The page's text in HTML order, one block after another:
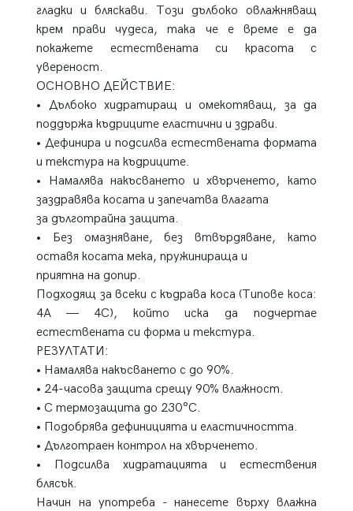
гладки и бляскави. Този дълбоко овлажняващ
крем прави чудеса, така че е време е да
покажете естествената си красота с
увереност.
ОСНОВНО ДЕЙСТВИЕ:
• Дълбоко хидратиращ и омекотяващ, за да
поддържа къдриците еластични и здрави.
• Дефинира и подсилва естествената формата
и текстура на къдриците.
• Намалява накъсването и хвърченето, като
заздравява косата и запечатва влагата
за дълготрайна защита.
• Без омазняване, без втвърдяване, като
оставя косата мека, пружинираща и
приятна на допир.
Подходящ за всеки с къдрава коса (Типове коса:
4A — 4C), който иска да подчертае
естествената си форма и текстура.
РЕЗУЛТАТИ:
• Намалява накъсването с до 90%.
• 24-часова защита срещу 90% влажност.
• С термозащита до 230°C.
• Подобрява дефиницията и еластичността.
• Дълготраен контрол на хвърченето.
• Подсилва хидратацията и естествения
блясък.
Начин на употреба - нанесете върху влажна